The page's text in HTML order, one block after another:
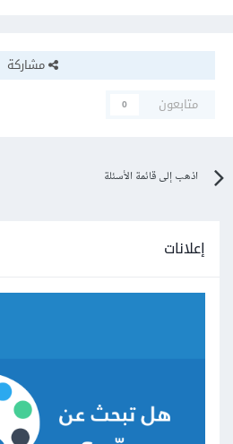
مشاركة
متابعون
0
اذهب إلى قائمة الأسئلة
إعلانات